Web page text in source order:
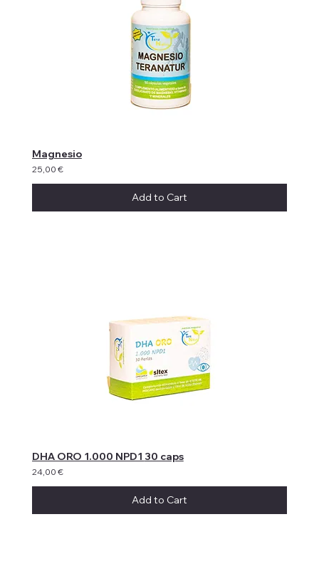
Magnesio
25,00 €
Add to Cart
DHA ORO 1.000 NPD1 30 caps
24,00 €
Add to Cart